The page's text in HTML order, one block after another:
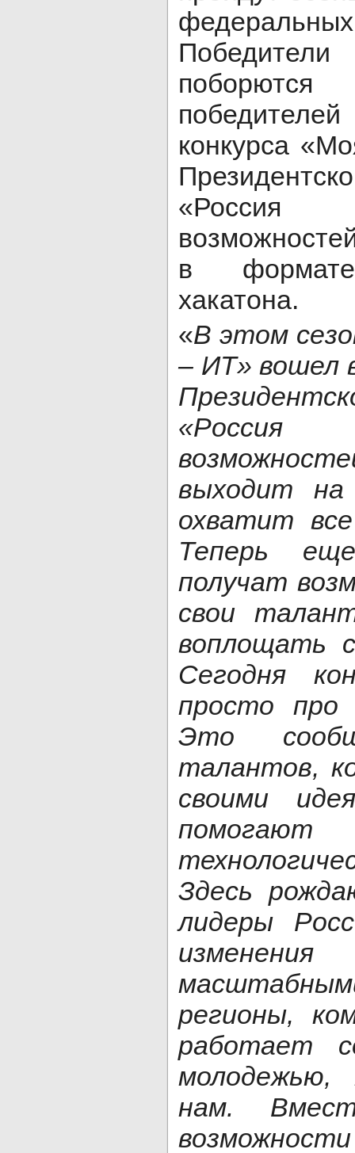
конкурса
в формате
хакатона.
«В этом
– ИТ» вошел
выходит
охватит
Теперь
получат
свои
воплощать
Сегодня
просто про
Это
талантов,
своими
Здесь
лидеры
регионы,
работает
молодежью,
нам.